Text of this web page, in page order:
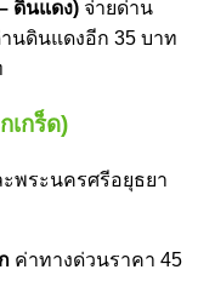
ดินแดง) จ่ายด่าน
นดินแดงอีก 35 บาท
เกร็ด)
พระนครศรีอยุธยา
ค่าทางด่วนราคา 45